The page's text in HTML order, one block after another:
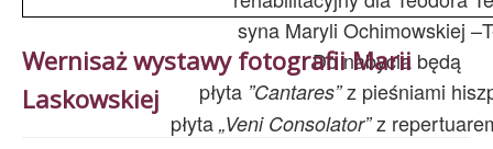
syna Maryli Ochimowskiej
Do nabycia będą
płyta ”Cantares”z pieśniami
płyta „Veni Consolator”z
Wernisaż wystawy fotografii Marii
Laskowskiej